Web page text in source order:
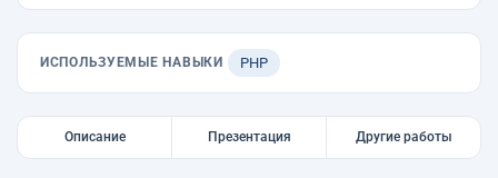
ИСПОЛЬЗУЕМЫЕ НАВЫКИ PHP
Описание Презентация Другие работы